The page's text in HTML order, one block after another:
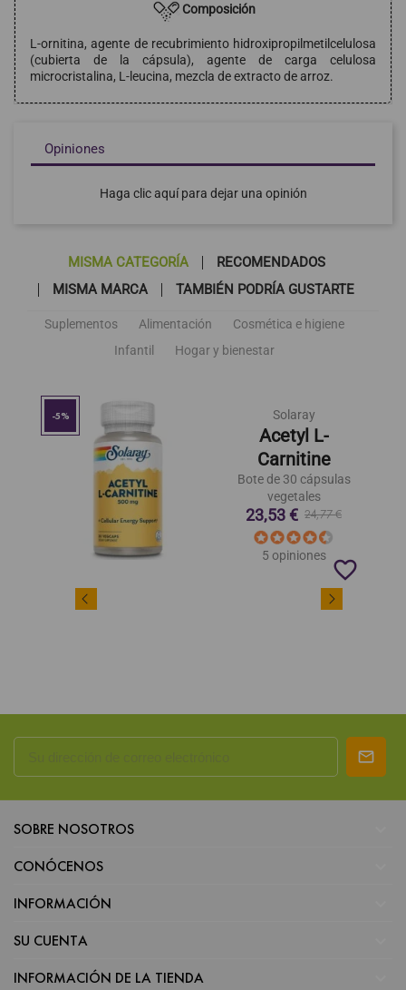
Composición
L-ornitina, agente de recubrimiento hidroxipropilmetilcelulosa
(cubierta de la cápsula), agente de carga celulosa
microcristalina, L-leucina, mezcla de extracto de arroz.
Opiniones
Haga clic aquí para dejar una opinión
MISMA CATEGORÍA
RECOMENDADOS
MISMA MARCA
TAMBIÉN PODRÍA GUSTARTE
Suplementos Alimentación
Cosmética e higiene
Infantil
Hogar y bienestar
-5% Solaray
Acetyl L-
Carnitine
Bote de 30 cápsulas
vegetales
23,53 € 24,77 €
5 opiniones
favorite_border
SOBRE NOSOTROS
CONÓCENOS
INFORMACIÓN
SU CUENTA
INFORMACIÓN DE LA TIENDA